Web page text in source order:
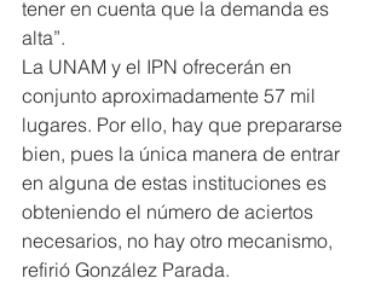
tener en cuenta que la demanda es
alta”.
La UNAM y el IPN ofrecerán en
conjunto aproximadamente 57 mil
lugares. Por ello, hay que prepararse
bien, pues la única manera de entrar
en alguna de estas instituciones es
obteniendo el número de aciertos
necesarios, no hay otro mecanismo,
refirió González Parada.